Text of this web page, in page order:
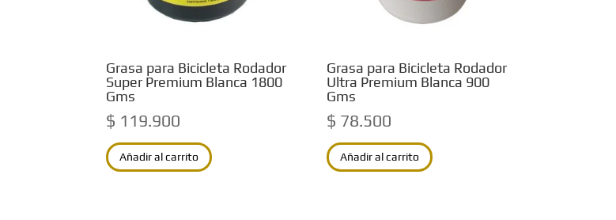
Grasa para Bicicleta Rodador
Super Premium Blanca 1800
Gms
$ 119.900
Añadir al carrito
Grasa para Bicicleta Rodador
Ultra Premium Blanca 900
Gms
$ 78.500
Añadir al carrito